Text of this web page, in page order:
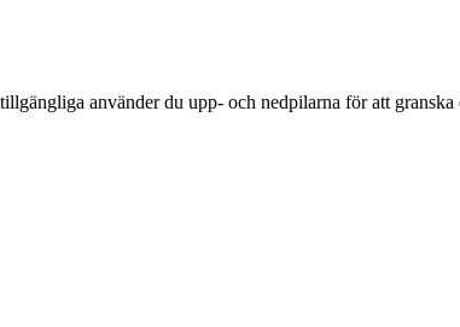
använder du upp- och nedpilarna för att granska